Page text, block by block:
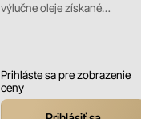
výlučne oleje získané
Prihláste sa pre zobrazenie
ceny